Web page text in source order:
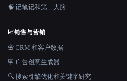
🧠 记笔记和第二大脑
📈销售与营销
📇 CRM 和客户数据
🪧 广告创意生成器
🔍 搜索引擎优化和关键字研究